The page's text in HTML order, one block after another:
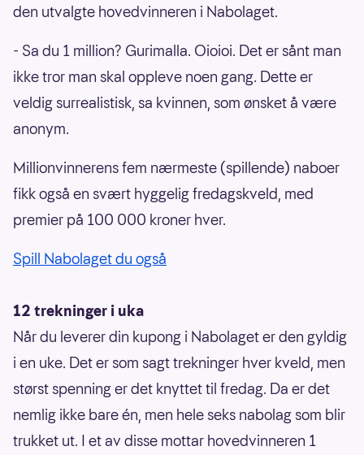
den utvalgte hovedvinneren i Nabolaget.
- Sa du 1 million? Gurimalla. Oioioi. Det er sånt man
ikke tror man skal oppleve noen gang. Dette er
veldig surrealistisk, sa kvinnen, som ønsket å være
anonym.
Millionvinnerens fem nærmeste (spillende) naboer
fikk også en svært hyggelig fredagskveld, med
premier på 100 000 kroner hver.
Spill Nabolaget du også
12 trekninger i uka
Når du leverer din kupong i Nabolaget er den gyldig
i en uke. Det er som sagt trekninger hver kveld, men
størst spenning er det knyttet til fredag. Da er det
nemlig ikke bare én, men hele seks nabolag som blir
trukket ut. I et av disse mottar hovedvinneren 1